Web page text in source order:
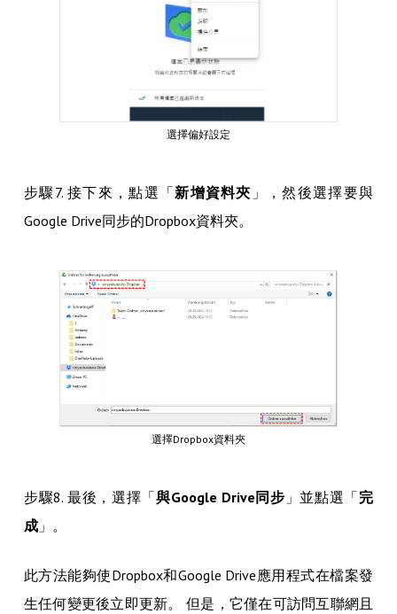
選擇偏好設定
步驟7. 接下來，點選「新增資料夾 」，然後選擇要與
Google Drive同步的Dropbox資料夾。
選擇Dropbox資料夾
步驟8. 最後，選擇「與Google Drive同步 」並點選「完
成」。
此方法能夠使Dropbox和Google Drive應用程式在檔案發
生任何變更後立即更新。 但是，它僅在可訪問互聯網且